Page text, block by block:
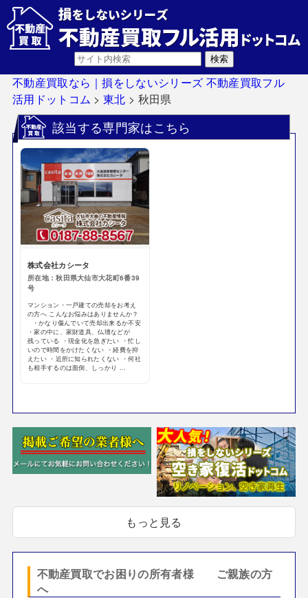
不動産買取なら｜損をしないシリーズ 不動産買取フル
活用ドットコム >東北 > 秋田県
該当する専門家はこちら
株式会社カシータ
所在地：秋田県大仙市大花町6番39
号
マンション・一戸建ての売却をお考え
の方へ こんなお悩みはありませんか？
・かなり傷んでいて売却出来るか不安
・家の中に、家財道具、仏壇などが
残っている ・現金化を急ぎたい ・忙し
いので時間をかけたくない ・経費を抑
えたい ・近所に知られたくない ・何社
も相手するのは面倒、しっかり ...
もっと見る
不動産買取でお困りの所有者様 ご親族の方
へ